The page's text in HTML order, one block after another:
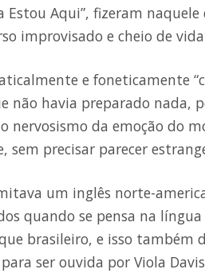
Estou Aqui”, fizeram
improvisado e cheio de
e foneticamente
não havia preparado nada,
nervosismo da emoção do
sem precisar parecer
um inglês norte-
quando se pensa na
brasileiro, e isso também
ser ouvida por Viola